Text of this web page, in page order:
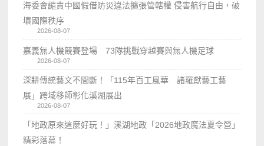
海委會譴責中國假借防災違法擴張管轄權 侵害航行自由，破
壞國際秩序
2026-08-07
嘉義無人機競賽登場 73隊挑戰穿越賽與無人機足球
2026-08-07
深耕傳統藝文不間斷！「115年百工風華 諸羅獻藝工藝
展」跨域移師彰化溪湖展出
2026-08-07
「地政原來這麼好玩！」溪湖地政「2026地政魔法夏令營」
精彩落幕！